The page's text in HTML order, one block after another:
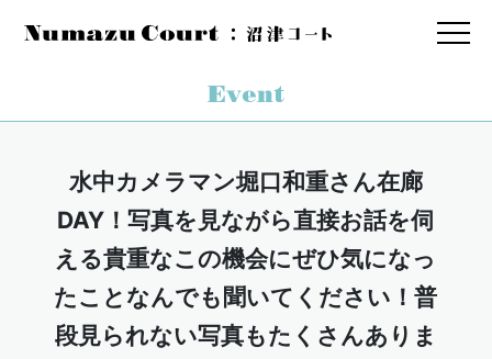
水中カメラマン堀口和重さん在廊
DAY！写真を見ながら直接お話を伺
える貴重なこの機会にぜひ気になっ
たことなんでも聞いてください！普
段見られない写真もたくさんありま